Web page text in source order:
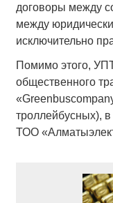
договоры между
между
исключительно
Помимо этого,
общественного
троллейбусных),
ТОО